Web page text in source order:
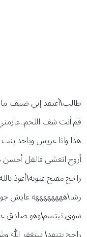
طالب\أعتقد إني ضيف
قم أنت شف
هذا وانا عريس وباخذ
أروح اتعشى فالفل
راجح مفتح عيونه\أعوذ
رشا\ههههههههه عايش
شوق تبتسم\وهو صادق